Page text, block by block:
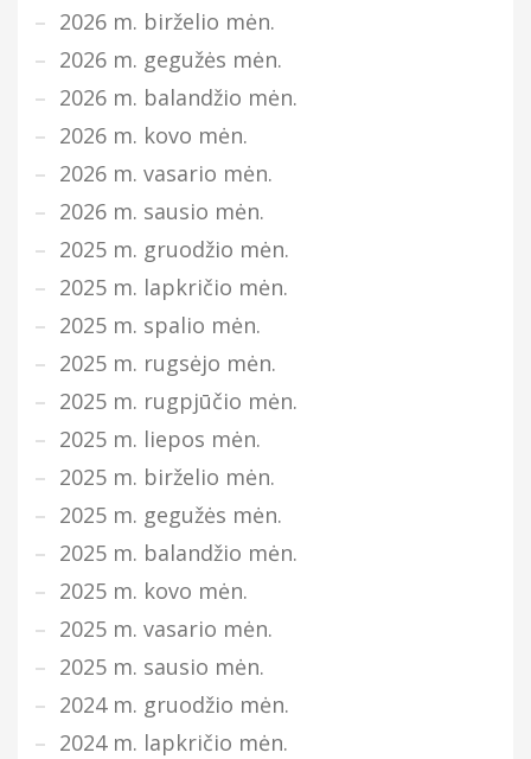
2026 m. birželio mėn.
2026 m. gegužės mėn.
2026 m. balandžio mėn.
2026 m. kovo mėn.
2026 m. vasario mėn.
2026 m. sausio mėn.
2025 m. gruodžio mėn.
2025 m. lapkričio mėn.
2025 m. spalio mėn.
2025 m. rugsėjo mėn.
2025 m. rugpjūčio mėn.
2025 m. liepos mėn.
2025 m. birželio mėn.
2025 m. gegužės mėn.
2025 m. balandžio mėn.
2025 m. kovo mėn.
2025 m. vasario mėn.
2025 m. sausio mėn.
2024 m. gruodžio mėn.
2024 m. lapkričio mėn.